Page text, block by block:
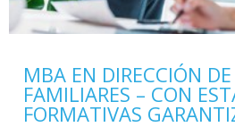
MBA EN DIRECCIÓN
FAMILIARES – CON
FORMATIVAS